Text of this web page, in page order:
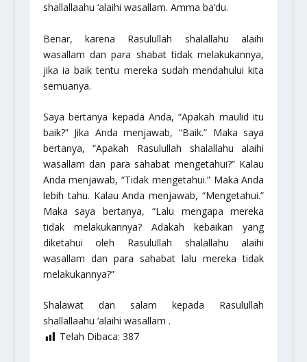
shallallaahu ‘alaihi wasallam. Amma ba’du.
Benar, karena Rasulullah shalallahu alaihi
wasallam dan para shabat tidak melakukannya,
jika ia baik tentu mereka sudah mendahului kita
semuanya.
Saya bertanya kepada Anda, “Apakah maulid itu
baik?”Jika Anda menjawab,“Baik.” Maka saya
bertanya,“Apakah Rasulullah shalallahu alaihi
wasallam dan para sahabat mengetahui?”Kalau
Anda menjawab,“Tidak mengetahui.”Maka Anda
lebih tahu. Kalau Anda menjawab,“Mengetahui.”
Maka saya bertanya, “Lalu mengapa mereka
tidak melakukannya? Adakah kebaikan yang
diketahui oleh Rasulullah shalallahu alaihi
wasallam dan para sahabat lalu mereka tidak
melakukannya?”
Shalawat dan salam kepada Rasulullah
shallallaahu ‘alaihi wasallam .
Telah Dibaca: 387